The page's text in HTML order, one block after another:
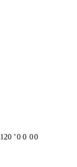
120 ʼ0 0 00